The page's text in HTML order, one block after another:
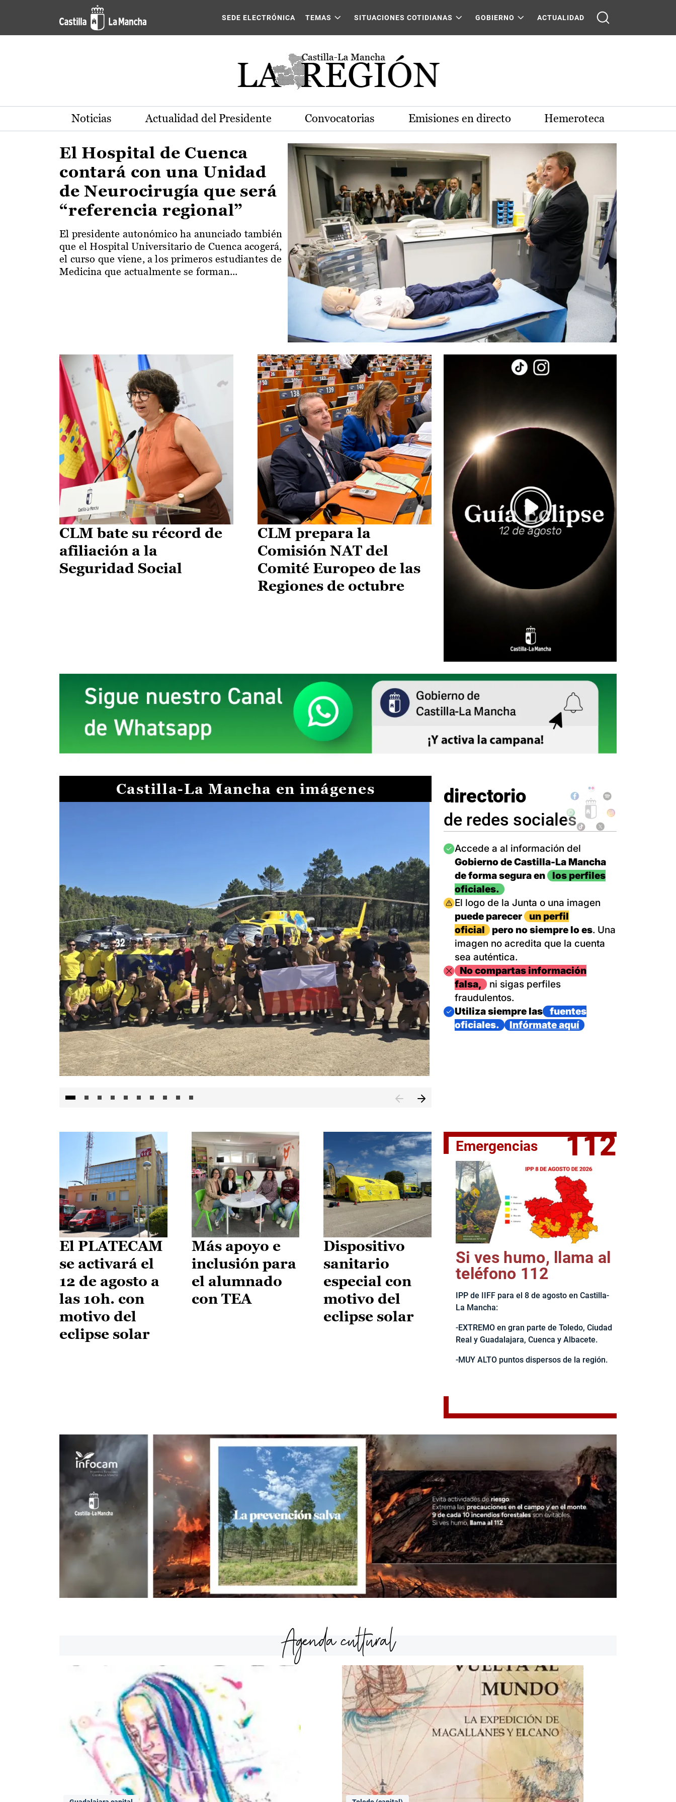
Pasar al contenido principal
Actualidad de la región de Castilla-La Mancha
SEDE ELECTRÓNICA TEMAS SITUACIONES COTIDIANAS GOBIERNO ACTUALIDAD
Noticias Actualidad del Presidente Convocatorias Emisiones en directo Hemeroteca
El Hospital de Cuenca
contará con una Unidad
de Neurocirugía que será
“referencia regional”
El presidente autonómico ha anunciado también
que el Hospital Universitario de Cuenca acogerá,
el curso que viene, a los primeros estudiantes de
Medicina que actualmente se forman...
CLM bate su récord de
afiliación a la
Seguridad Social
CLM prepara la
Comisión NAT del
Comité Europeo de las
Regiones de octubre
Castilla-La Mancha en imágenes
II Vuelta Ciclista CLM LEADER
directorio
de redes sociales
Imagen
Accede a al información del
Gobierno de Castilla-La Mancha
de forma segura en
los perfiles
oficiales.
Imagen
El logo de la Junta o una imagen
puede parecer
un perfil
oficial
pero no siempre lo es. Una
imagen no acredita que la cuenta
sea auténtica.
ImagenNo compartas información
falsa,
ni sigas perfiles
fraudulentos.
Imagen
Utiliza siempre las
fuentes
oficiales.
Infórmate aquí
El PLATECAM
se activará el
12 de agosto a
las 10h. con
motivo del
eclipse solar
Más apoyo e
inclusión para
el alumnado
con TEA
Dispositivo
sanitario
especial con
motivo del
eclipse solar
Emergencias 112
Si ves humo, llama al
teléfono 112
IPP de IIFF para el 8 de agosto en Castilla-
La Mancha:
-EXTREMO en gran parte de Toledo, Ciudad
Real y Guadalajara, Cuenca y Albacete.
-MUY ALTO puntos dispersos de la región.
Agenda cultural